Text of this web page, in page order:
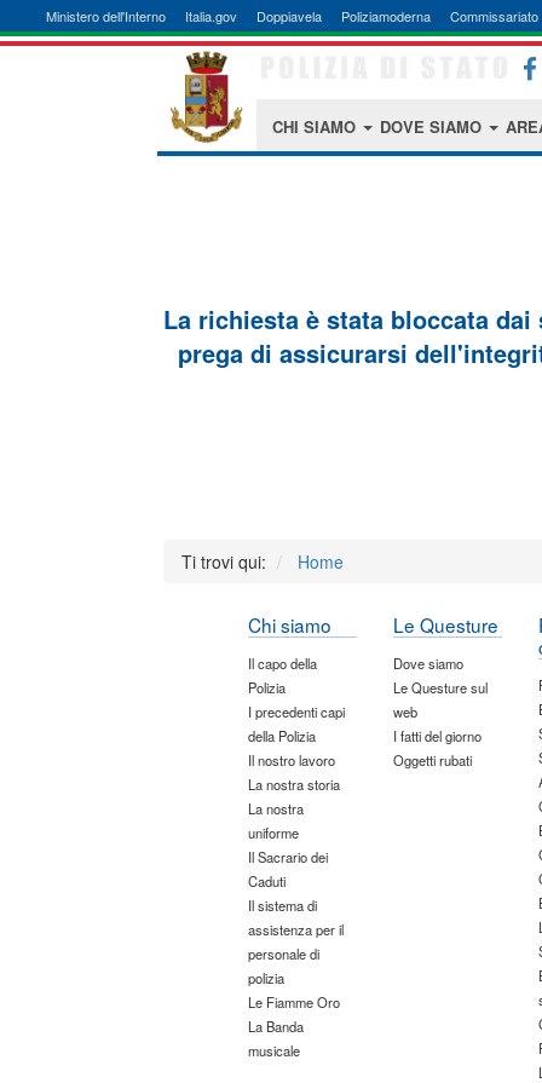
Ministero dell'Interno Italia.gov Doppiavela Poliziamoderna Commissariato
CHI SIAMO DOVE SIAMO
La richiesta è stata bloccata
prega di assicurarsi
Ti trovi qui: Home
Chi siamo
Il capo della
Polizia
I precedenti capi
della Polizia
Il nostro lavoro
La nostra storia
La nostra
uniforme
Il Sacrario dei
Caduti
Il sistema di
assistenza per il
personale di
polizia
Le Fiamme Oro
La Banda
musicale
Le Questure
Dove siamo
Le Questure sul
web
I fatti del giorno
Oggetti rubati